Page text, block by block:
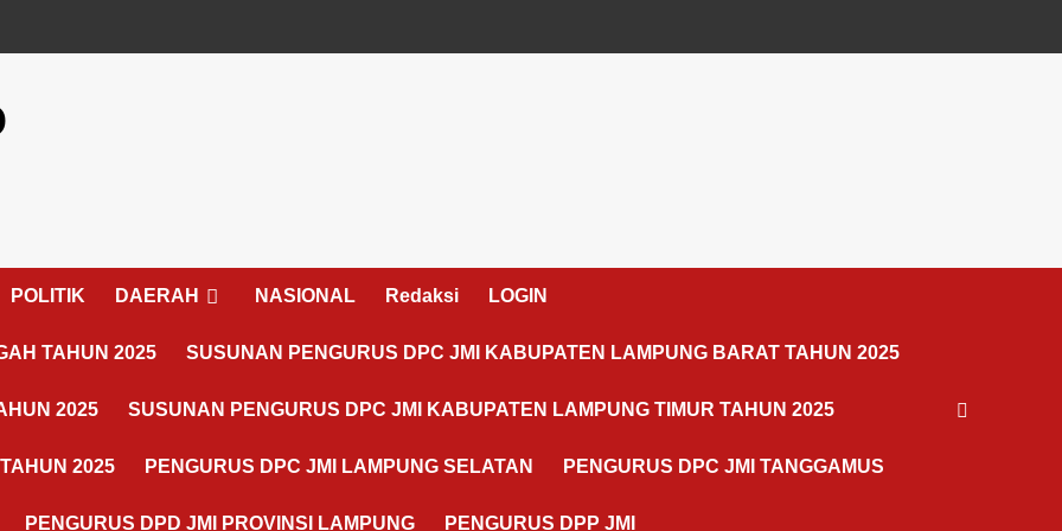
POLITIK DAERAH NASIONAL Redaksi LOGIN
TAHUN 2025 SUSUNAN PENGURUS DPC JMI KABUPATEN LAMPUNG BARAT TAHUN 2025
2025 SUSUNAN PENGURUS DPC JMI KABUPATEN LAMPUNG TIMUR TAHUN 2025
2025 PENGURUS DPC JMI LAMPUNG SELATAN PENGURUS DPC JMI TANGGAMUS
PENGURUS DPD JMI PROVINSI LAMPUNG PENGURUS DPP JMI